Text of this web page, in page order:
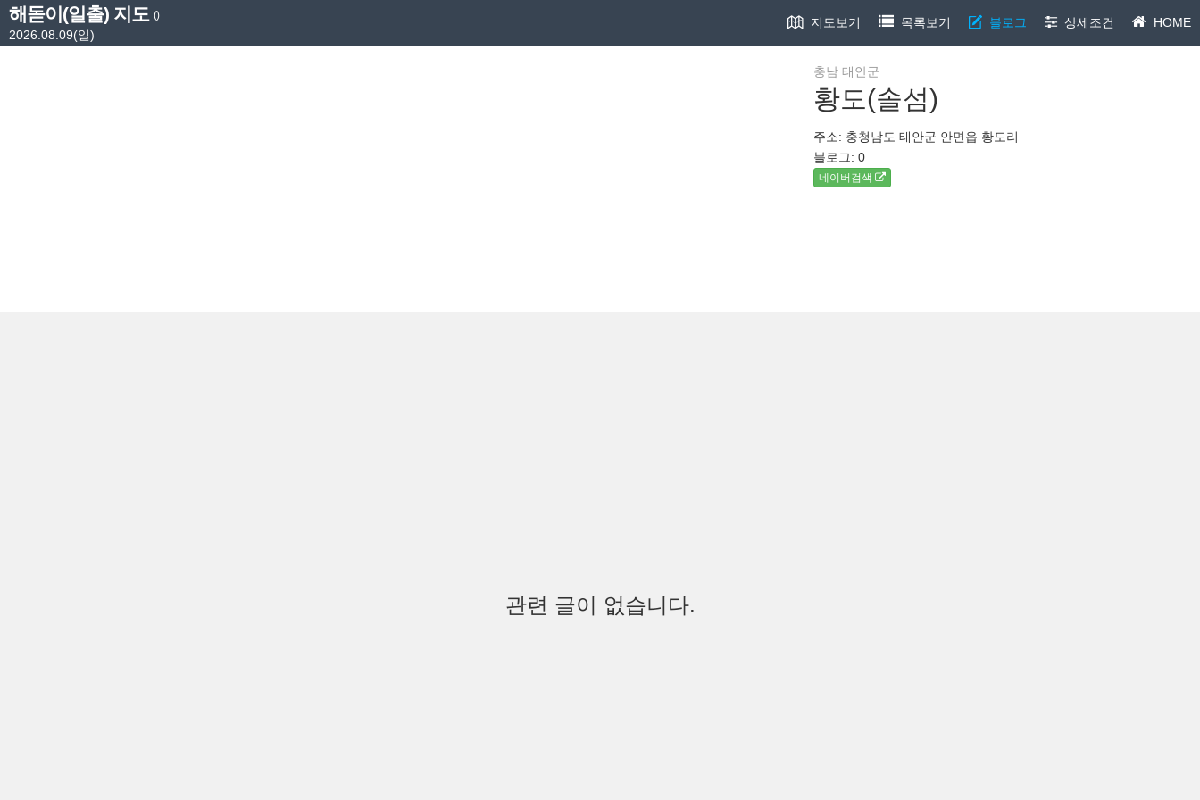
해돋이(일출) 지도 ()
2026.08.09(일)
지도보기 목록보기 블로그 상세조건 HOME
충남 태안군
황도(솔섬)
주소: 충청남도 태안군 안면읍 황도리
블로그: 0
네이버검색
관련 글이 없습니다.